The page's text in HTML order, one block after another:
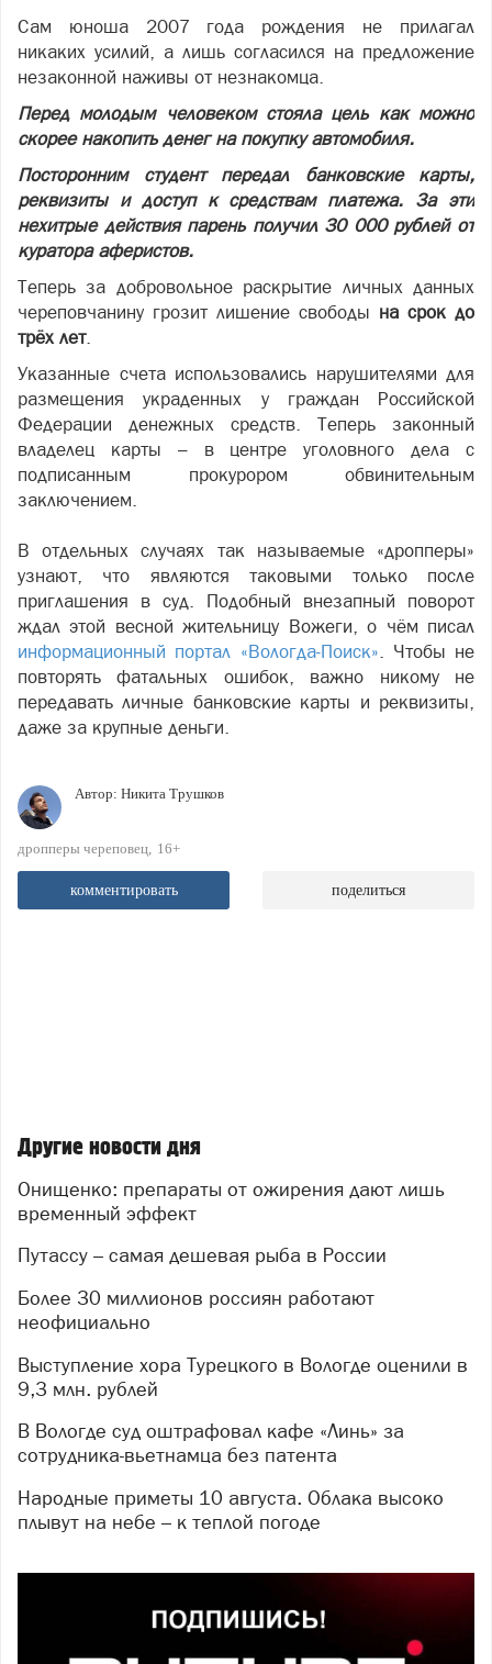
Сам юноша 2007 года рождения не прилагал
никаких усилий, а лишь согласился на предложение
незаконной наживы от незнакомца.
Перед молодым человеком стояла цель как можно
скорее накопить денег на покупку автомобиля.
Посторонним студент передал банковские карты,
реквизиты и доступ к средствам платежа. За эти
нехитрые действия парень получил 30 000 рублей от
куратора аферистов.
Теперь за добровольное раскрытие личных данных
череповчанину грозит лишение свободы на срок до
трёх лет.
Указанные счета использовались нарушителями для
размещения украденных у граждан Российской
Федерации денежных средств. Теперь законный
владелец карты – в центре уголовного дела с
подписанным прокурором обвинительным
заключением.
В отдельных случаях так называемые «дропперы»
узнают, что являются таковыми только после
приглашения в суд. Подобный внезапный поворот
ждал этой весной жительницу Вожеги, о чём писал
информационный портал «Вологда-Поиск». Чтобы не
повторять фатальных ошибок, важно никому не
передавать личные банковские карты и реквизиты,
даже за крупные деньги.
Автор: Никита Трушков
дропперы череповец 16+
комментировать поделиться
Другие новости дня
Онищенко: препараты от ожирения дают лишь
временный эффект
Путассу – самая дешевая рыба в России
Более 30 миллионов россиян работают
неофициально
Выступление хора Турецкого в Вологде оценили в
9,3 млн. рублей
В Вологде суд оштрафовал кафе «Линь» за
сотрудника-вьетнамца без патента
Народные приметы 10 августа. Облака высоко
плывут на небе – к теплой погоде